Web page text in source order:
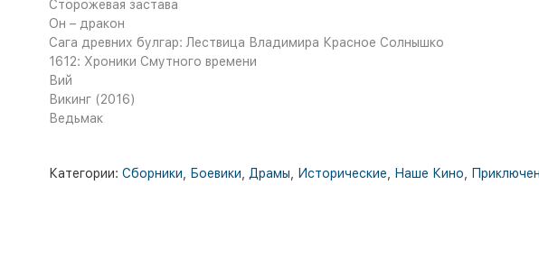
Сторожевая застава
Он – дракон
Сага древних булгар: Лествица Владимира Красное Солнышко
1612: Хроники Смутного времени
Вий
Викинг (2016)
Ведьмак
Категории: Сборники Боевики Драмы Исторические Наше Кино